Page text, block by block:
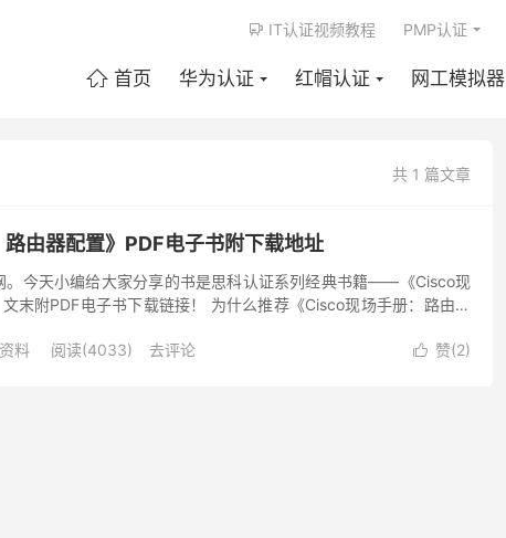
 首页 华为认证 红帽认证 网工模拟器
 IT认证视频教程 PMP认证
共 1 篇文章
由器配置》PDF电子书附下载地址
。今天小编给大家分享的书是思科认证系列经典书籍——《Cisco现
末附PDF电子书下载链接！ 为什么推荐《Cisco现场手册：路由器
 赞(2)
料 阅读(4033) 去评论